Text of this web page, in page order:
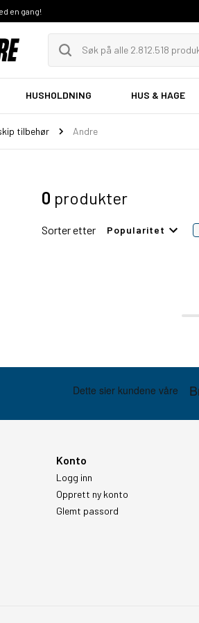
en gang!
HUSHOLDNING HUS & HAGE
tilbehør Andre
0 produkter
Sorter etter Popularitet
Konto
Logg inn
Opprett ny konto
Glemt passord